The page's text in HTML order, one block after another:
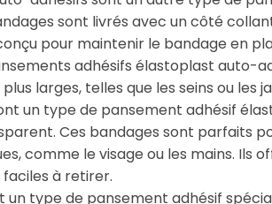
sont livrés avec un côté
pour maintenir le bandage en
adhésifs élastoplast auto-
larges, telles que les seins ou les
un type de pansement adhésif
Ces bandages sont parfaits
comme le visage ou les mains. Ils
à retirer.
un type de pansement adhésif